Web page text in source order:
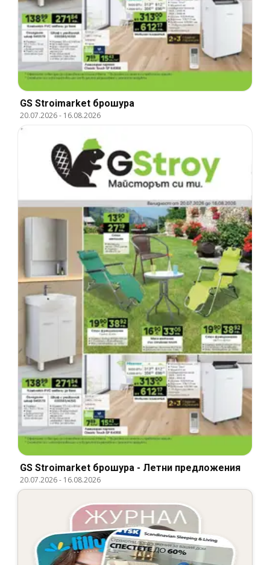
GS Stroimarket брошура
20.07.2026- 16.08.2026
GS Stroimarket брошура - Летни предложения
20.07.2026- 16.08.2026